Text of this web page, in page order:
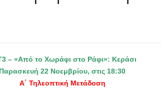
– «Από το Χωράφι στο Ράφι»: Κεράσι
Παρασκευή 22 Νοεμβρίου, στις 18:30
Α΄ Τηλεοπτική Μετάδοση